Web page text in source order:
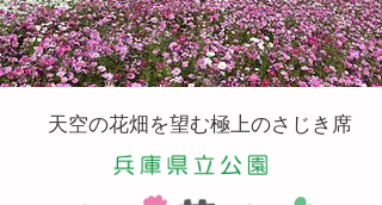
天空の花畑を望む極上のさじき席